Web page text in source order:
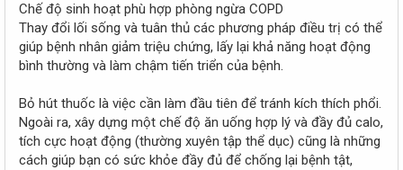
Chế độ sinh hoạt phù hợp phòng ngừa COPD
Thay đổi lối sống và tuân thủ các phương pháp điều trị có thể
giúp bệnh nhân giảm triệu chứng, lấy lại khả năng hoạt động
bình thường và làm chậm tiến triển của bệnh.
Bỏ hút thuốc là việc cần làm đầu tiên để tránh kích thích phổi.
Ngoài ra, xây dựng một chế độ ăn uống hợp lý và đầy đủ calo,
tích cực hoạt động (thường xuyên tập thể dục) cũng là những
cách giúp bạn có sức khỏe đầy đủ để chống lại bệnh tật,